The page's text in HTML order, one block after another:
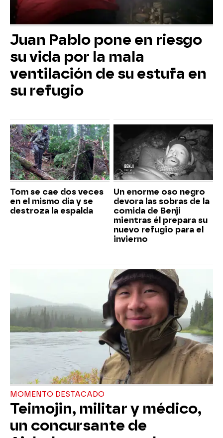
Juan Pablo pone en riesgo
su vida por la mala
ventilación de su estufa en
su refugio
Tom se cae dos veces
en el mismo día y se
destroza la espalda
Un enorme oso negro
devora las sobras de la
comida de Benji
mientras él prepara su
nuevo refugio para el
invierno
MOMENTO DESTACADO
Teimojin, militar y médico,
un concursante de